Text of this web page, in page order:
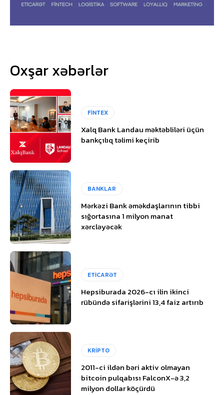
Oxşar xəbərlər
FİNTEX
Xalq Bank Landau məktəbliləri üçün
bankçılıq təlimi keçirib
BANKLAR
Mərkəzi Bank əməkdaşlarının tibbi
sığortasına 1 milyon manat
xərcləyəcək
ETİCARƏT
Hepsiburada 2026-cı ilin ikinci
rübündə sifarişlərini 13,4 faiz artırıb
KRİPTO
2011-ci ildən bəri aktiv olmayan
bitcoin pulqabısı FalconX-ə 3,2
milyon dollar köçürdü